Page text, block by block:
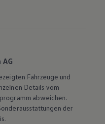
Fahrzeuge und
Details vom
abweichen.
der